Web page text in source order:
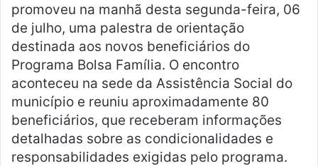
promoveu na manhã desta segunda-feira, 06
de julho, uma palestra de orientação
destinada aos novos beneficiários do
Programa Bolsa Família. O encontro
aconteceu na sede da Assistência Social do
município e reuniu aproximadamente 80
beneficiários, que receberam informações
detalhadas sobre as condicionalidades e
responsabilidades exigidas pelo programa.